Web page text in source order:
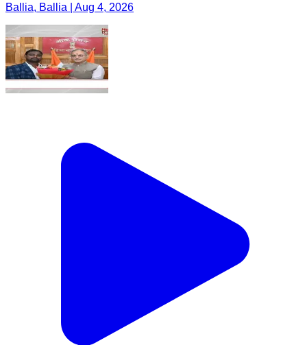
Ballia, Ballia | Aug 4, 2026